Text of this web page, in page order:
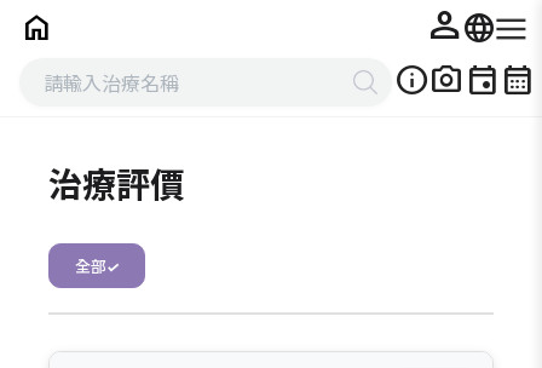
home personlanguage
infophoto_camera event calendar_month
治療評價
全部✓